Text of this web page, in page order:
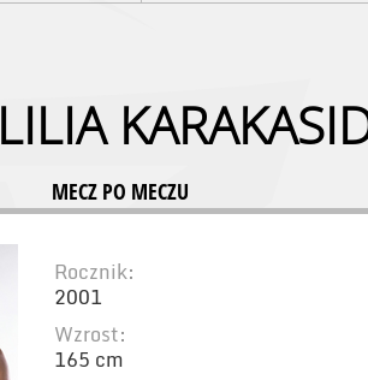
LILIA
MECZ PO MECZU
Rocznik:
2001
Wzrost:
165 cm